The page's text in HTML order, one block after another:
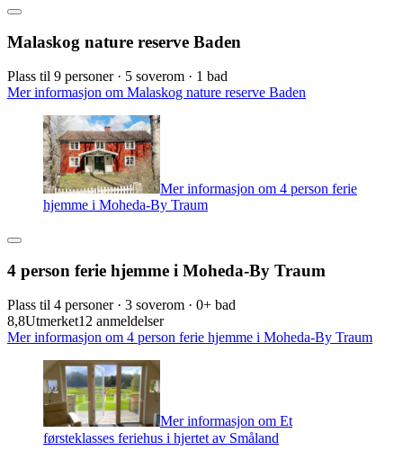
Malaskog nature reserve Baden
Plass til 9 personer · 5 soverom · 1 bad
Mer informasjon om Malaskog nature reserve Baden
Mer informasjon om 4 person ferie
hjemme i Moheda-By Traum
4 person ferie hjemme i Moheda-By Traum
Plass til 4 personer · 3 soverom · 0+ bad
8,8Utmerket12 anmeldelser
Mer informasjon om 4 person ferie hjemme i Moheda-By Traum
Mer informasjon om Et
førsteklasses feriehus i hjertet av Småland